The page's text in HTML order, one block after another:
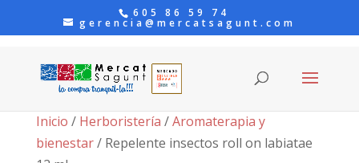
605 86 59 74
gerencia@mercatsagunt.com
Inicio / Herboristería /Aromaterapia y
bienestar/ Repelente insectos roll on labiatae